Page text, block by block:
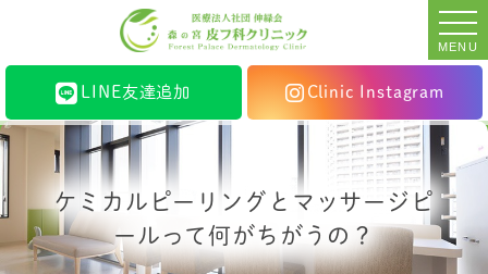
MENU
LINE友達追加 Clinic Instagram
ケミカルピーリングとマッサージピ
ールって何がちがうの？